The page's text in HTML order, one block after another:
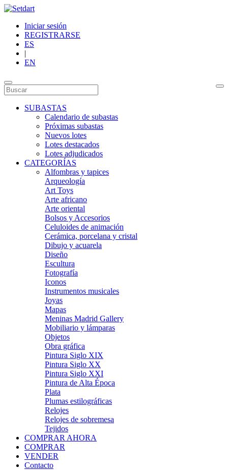
Iniciar sesión
REGISTRARSE
ES
|
EN
SUBASTAS
Calendario de subastas
Próximas subastas
Nuevos lotes
Lotes destacados
Lotes adjudicados
CATEGORÍAS
Alfombras y tapices
Arqueología
Art Toys
Arte africano
Arte oriental
Bolsos y Accesorios
Celuloides de animación
Cerámica, porcelana y cristal
Dibujo y acuarela
Diseño
Escultura
Fotografía
Iconos
Instrumentos musicales
Joyas
Mapas
Meninas Madrid Gallery
Mobiliario y lámparas
Objetos
Obra gráfica
Pintura Siglo XIX
Pintura Siglo XX
Pintura Siglo XXI
Pintura de Alta Época
Plata
Plumas estilográficas
Relojes
Relojes de sobremesa
Tejidos
COMPRAR AHORA
COMPRAR
VENDER
Contacto